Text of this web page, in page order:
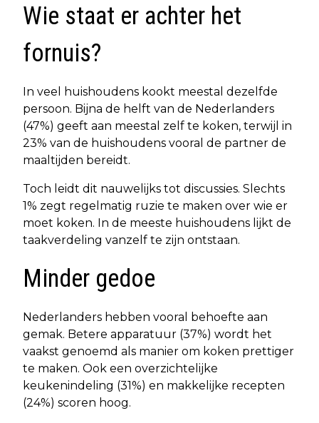
Wie staat er achter het
fornuis?
In veel huishoudens kookt meestal dezelfde
persoon. Bijna de helft van de Nederlanders
(47%) geeft aan meestal zelf te koken, terwijl in
23% van de huishoudens vooral de partner de
maaltijden bereidt.
Toch leidt dit nauwelijks tot discussies. Slechts
1% zegt regelmatig ruzie te maken over wie er
moet koken. In de meeste huishoudens lijkt de
taakverdeling vanzelf te zijn ontstaan.
Minder gedoe
Nederlanders hebben vooral behoefte aan
gemak. Betere apparatuur (37%) wordt het
vaakst genoemd als manier om koken prettiger
te maken. Ook een overzichtelijke
keukenindeling (31%) en makkelijke recepten
(24%) scoren hoog.